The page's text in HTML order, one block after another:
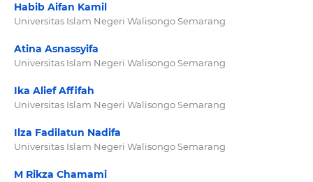
Habib Aifan Kamil
Universitas Islam Negeri Walisongo Semarang
Atina Asnassyifa
Universitas Islam Negeri Walisongo Semarang
Ika Alief Affifah
Universitas Islam Negeri Walisongo Semarang
Ilza Fadilatun Nadifa
Universitas Islam Negeri Walisongo Semarang
M Rikza Chamami